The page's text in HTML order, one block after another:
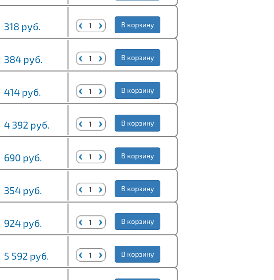
318 руб. В корзину
384 руб. В корзину
414 руб. В корзину
4 392 руб. В корзину
690 руб. В корзину
354 руб. В корзину
924 руб. В корзину
5 592 руб. В корзину